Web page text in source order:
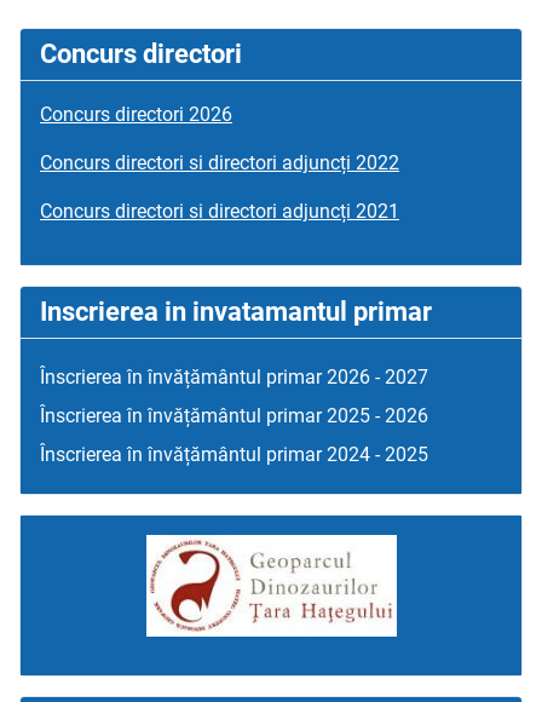
Concurs directori
Concurs directori 2026
Concurs directori si directori adjuncți 2022
Concurs directori si directori adjuncți 2021
Inscrierea in invatamantul primar
Înscrierea în învățământul primar 2026 - 2027
Înscrierea în învățământul primar 2025 - 2026
Înscrierea în învățământul primar 2024 - 2025